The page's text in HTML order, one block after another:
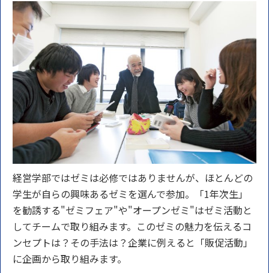
経営学部ではゼミは必修ではありませんが、ほとんどの
学生が自らの興味あるゼミを選んで参加。「1年次生」
を勧誘する"ゼミフェア"や"オープンゼミ"はゼミ活動と
してチームで取り組みます。このゼミの魅力を伝えるコ
ンセプトは？その手法は？企業に例えると「販促活動」
に企画から取り組みます。